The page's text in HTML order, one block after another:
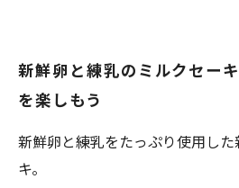
新鮮卵と練乳のミルクセー
を楽しもう
新鮮卵と練乳をたっぷり使用し
キ。